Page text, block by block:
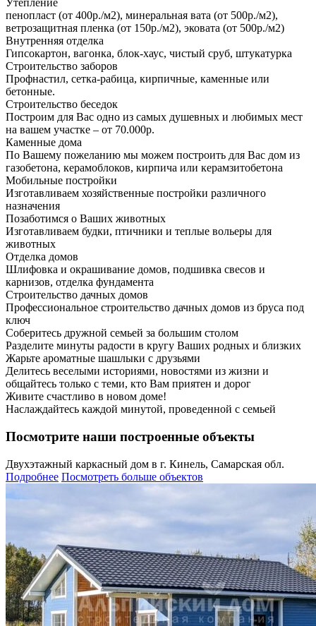
Утепление
пенопласт (от 400р./м2), минеральная вата (от 500р./м2),
ветрозащитная пленка (от 150р./м2), эковата (от 500р./м2)
Внутренняя отделка
Гипсокартон, вагонка, блок-хаус, чистый сруб, штукатурка
Строительство заборов
Профнастил, сетка-рабица, кирпичные, каменные или
бетонные.
Строительство беседок
Построим для Вас одно из самых душевных и любимых мест
на вашем участке – от 70.000р.
Каменные дома
По Вашему пожеланию мы можем построить для Вас дом из
газобетона, керамоблоков, кирпича или керамзитобетона
Мобильные постройки
Изготавливаем хозяйственные постройки различного
назначения
Позаботимся о Ваших животных
Изготавливаем будки, птичники и теплые вольеры для
животных
Отделка домов
Шлифовка и окрашивание домов, подшивка свесов и
карнизов, отделка фундамента
Строительство дачных домов
Профессиональное строительство дачных домов из бруса под
ключ
Соберитесь дружной семьей за большим столом
Разделите минуты радости в кругу Ваших родных и близких
Жарьте ароматные шашлыки с друзьями
Делитесь веселыми историями, новостями из жизни и
общайтесь только с теми, кто Вам приятен и дорог
Живите счастливо в новом доме!
Наслаждайтесь каждой минутой, проведенной с семьей
Посмотрите наши построенные объекты
Двухэтажный каркасный дом в г. Кинель, Самарская обл.
Подробнее Посмотреть больше объектов